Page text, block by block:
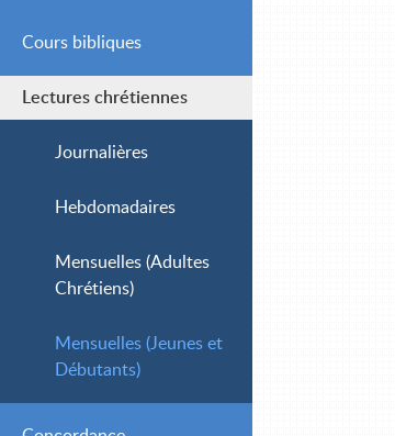
Simple
Intermédiaire
Avancé
Cours bibliques
Lectures chrétiennes
Journalières
Hebdomadaires
Mensuelles (Adultes
Chrétiens)
Mensuelles (Jeunes et
Débutants)